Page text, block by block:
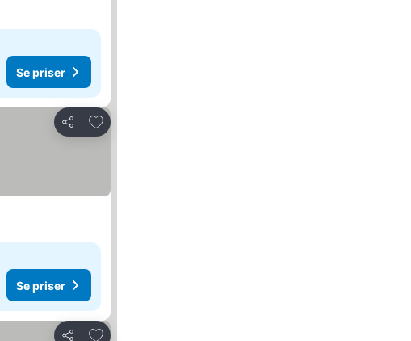
Se priser
Del
Legg til i favoritter
Se priser
Legg til i favoritter